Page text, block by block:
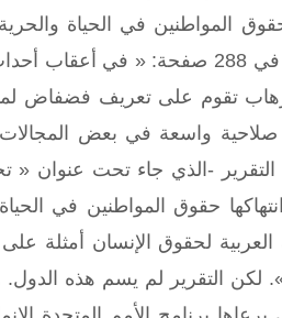
المواطنين في الحياة
تقوم على تعريف فضفاض
صلاحية واسعة في بعض
-الذي جاء تحت عنوان «
حقوق المواطنين في
العربية لحقوق الإنسان أمثلة
ثماني دول عربية بين العامين 2006 و2008 ». لكن التقرير لم